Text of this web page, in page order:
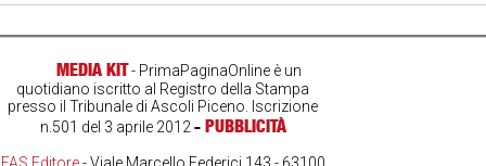
MEDIA KIT- PrimaPaginaOnline è un
quotidiano iscritto al Registro della Stampa
presso il Tribunale di Ascoli Piceno. Iscrizione
n.501 del 3 aprile 2012- PUBBLICITÀ